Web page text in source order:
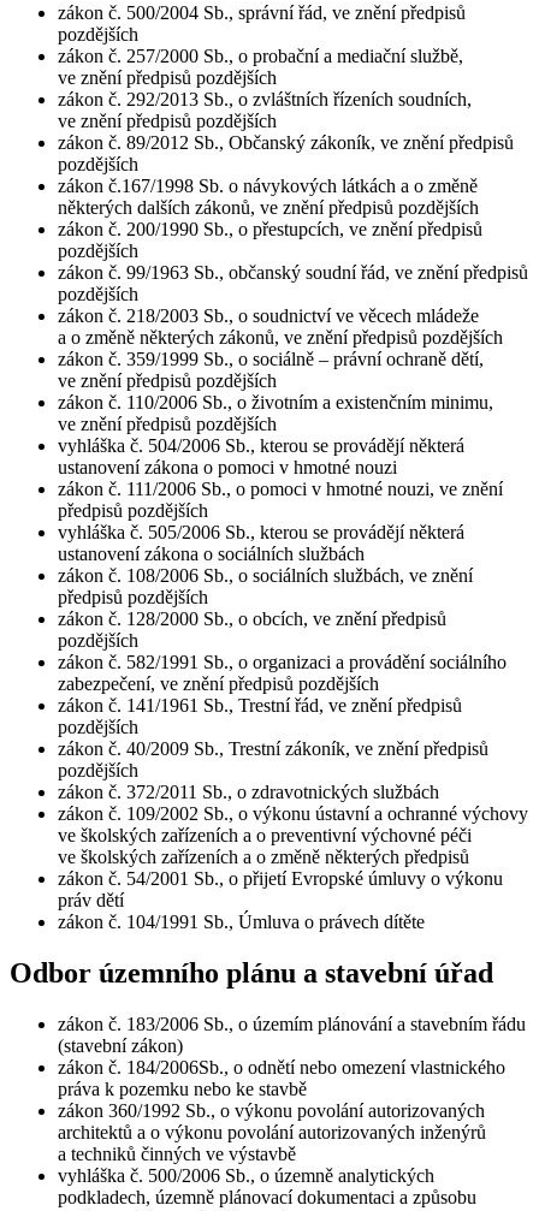
zákon č. 500/2004 Sb., správní řád, ve znění předpisů
pozdějších
zákon č. 257/2000 Sb., o probační a mediační službě,
ve znění předpisů pozdějších
zákon č. 292/2013 Sb., o zvláštních řízeních soudních,
ve znění předpisů pozdějších
zákon č. 89/2012 Sb., Občanský zákoník, ve znění předpisů
pozdějších
zákon č.167/1998 Sb. o návykových látkách a o změně
některých dalších zákonů, ve znění předpisů pozdějších
zákon č. 200/1990 Sb., o přestupcích, ve znění předpisů
pozdějších
zákon č. 99/1963 Sb., občanský soudní řád, ve znění předpisů
pozdějších
zákon č. 218/2003 Sb., o soudnictví ve věcech mládeže
a o změně některých zákonů, ve znění předpisů pozdějších
zákon č. 359/1999 Sb., o sociálně – právní ochraně dětí,
ve znění předpisů pozdějších
zákon č. 110/2006 Sb., o životním a existenčním minimu,
ve znění předpisů pozdějších
vyhláška č. 504/2006 Sb., kterou se provádějí některá
ustanovení zákona o pomoci v hmotné nouzi
zákon č. 111/2006 Sb., o pomoci v hmotné nouzi, ve znění
předpisů pozdějších
vyhláška č. 505/2006 Sb., kterou se provádějí některá
ustanovení zákona o sociálních službách
zákon č. 108/2006 Sb., o sociálních službách, ve znění
předpisů pozdějších
zákon č. 128/2000 Sb., o obcích, ve znění předpisů
pozdějších
zákon č. 582/1991 Sb., o organizaci a provádění sociálního
zabezpečení, ve znění předpisů pozdějších
zákon č. 141/1961 Sb., Trestní řád, ve znění předpisů
pozdějších
zákon č. 40/2009 Sb., Trestní zákoník, ve znění předpisů
pozdějších
zákon č. 372/2011 Sb., o zdravotnických službách
zákon č. 109/2002 Sb., o výkonu ústavní a ochranné výchovy
ve školských zařízeních a o preventivní výchovné péči
ve školských zařízeních a o změně některých předpisů
zákon č. 54/2001 Sb., o přijetí Evropské úmluvy o výkonu
práv dětí
zákon č. 104/1991 Sb., Úmluva o právech dítěte
Odbor územního plánu a stavební úřad
zákon č. 183/2006 Sb., o územím plánování a stavebním řádu
(stavební zákon)
zákon č. 184/2006Sb., o odnětí nebo omezení vlastnického
práva k pozemku nebo ke stavbě
zákon 360/1992 Sb., o výkonu povolání autorizovaných
architektů a o výkonu povolání autorizovaných inženýrů
a techniků činných ve výstavbě
vyhláška č. 500/2006 Sb., o územně analytických
podkladech, územně plánovací dokumentaci a způsobu